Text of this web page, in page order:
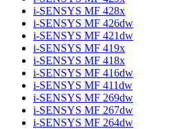
i-SENSYS MF 428x
i-SENSYS MF 426dw
i-SENSYS MF 421dw
i-SENSYS MF 419x
i-SENSYS MF 418x
i-SENSYS MF 416dw
i-SENSYS MF 411dw
i-SENSYS MF 269dw
i-SENSYS MF 267dw
i-SENSYS MF 264dw